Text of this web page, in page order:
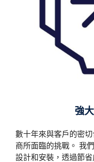
數十年來與客戶的密
商所面臨的挑戰。 我
設計和安裝，透過節